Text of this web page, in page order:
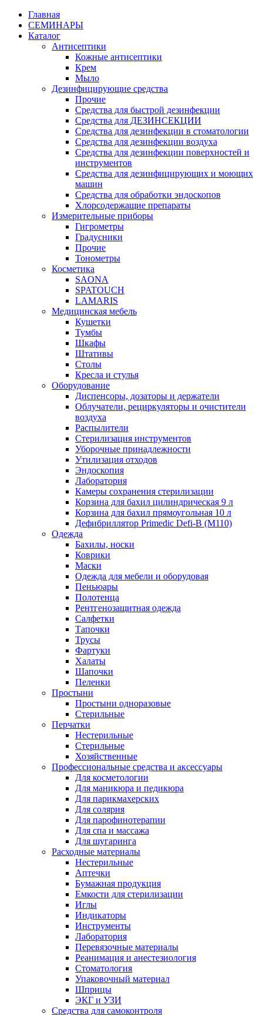
Главная
СЕМИНАРЫ
Каталог
Антисептики
Кожные антисептики
Крем
Мыло
Дезинфицирующие средства
Прочие
Средства для быстрой дезинфекции
Средства для ДЕЗИНСЕКЦИИ
Средства для дезинфекции в стоматологии
Средства для дезинфекции воздуха
Средства для дезинфекции поверхностей и
инструментов
Средства для дезинфицирующих и моющих
машин
Средства для обработки эндоскопов
Хлорсодержащие препараты
Измерительные приборы
Гигрометры
Градусники
Прочие
Тонометры
Косметика
SAONA
SPATOUCH
LAMARIS
Медицинская мебель
Кушетки
Тумбы
Шкафы
Штативы
Столы
Кресла и стулья
Оборудование
Диспенсоры, дозаторы и держатели
Облучатели, рециркуляторы и очистители
воздуха
Распылители
Стерилизация инструментов
Уборочные принадлежности
Утилизация отходов
Эндоскопия
Лаборатория
Камеры сохранения стерилизации
Корзина для бахил цилиндрическая 9 л
Корзина для бахил прямоугольная 10 л
Дефибриллятор Primedic Defi-B (M110)
Одежда
Бахилы, носки
Коврики
Маски
Одежда для мебели и оборудовая
Пеньюары
Полотенца
Рентгенозащитная одежда
Салфетки
Тапочки
Трусы
Фартуки
Халаты
Шапочки
Пеленки
Простыни
Простыни одноразовые
Стерильные
Перчатки
Нестерильные
Стерильные
Хозяйственные
Профессиональные средства и аксессуары
Для косметологии
Для маникюра и педикюра
Для парикмахерских
Для солярия
Для парофинотерапии
Для спа и массажа
Для шугаринга
Расходные материалы
Нестерильные
Аптечки
Бумажная продукция
Емкости для стерилизации
Иглы
Индикаторы
Инструменты
Лаборатория
Перевязочные материалы
Реанимация и анестезиология
Стоматология
Упаковочный материал
Шприцы
ЭКГ и УЗИ
Средства для самоконтроля